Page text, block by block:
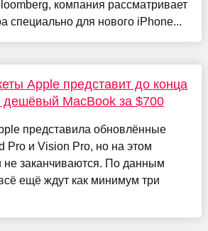
компания рассматривает
специально для нового iPhone...
Apple представит до конца
дешёвый MacBook за $700
представила обновлённые
Pro и Vision Pro, но на этом
заканчиваются. По данным
ещё ждут как минимум три